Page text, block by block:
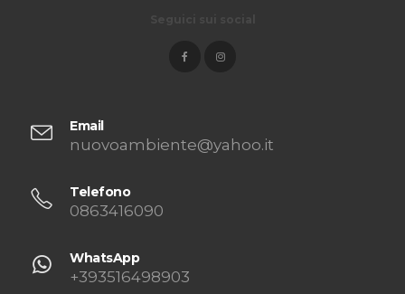
Email
nuovoambiente@yahoo.it
Telefono
0863416090
WhatsApp
+393516498903